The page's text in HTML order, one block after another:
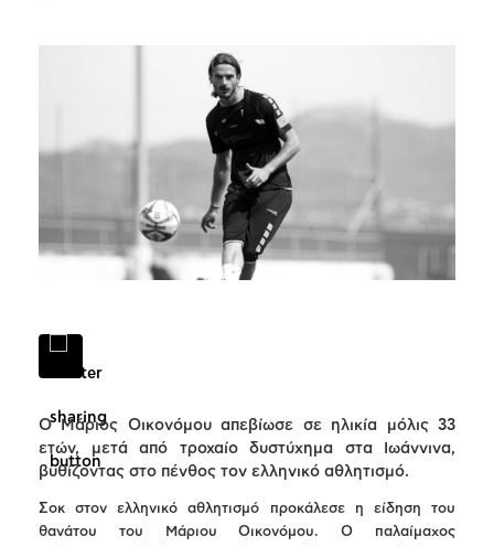
Ο Μάριος Οικονόμου απεβίωσε σε ηλικία μόλις 33
ετών, μετά από τροχαίο δυστύχημα στα Ιωάννινα,
βυθίζοντας στο πένθος τον ελληνικό αθλητισμό.
Σοκ στον ελληνικό αθλητισμό προκάλεσε η είδηση του
θανάτου του Μάριου Οικονόμου. Ο παλαίμαχος